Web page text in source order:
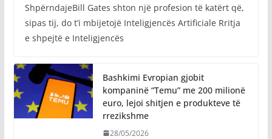
ShpërndajeBill Gates shton një profesion të katërt që,
sipas tij, do t’i mbijetojë Inteligjencës Artificiale Rritja
e shpejtë e Inteligjencës
Bashkimi Evropian gjobit
kompaninë “Temu” me 200 milionë
euro, lejoi shitjen e produkteve të
rrezikshme
28/05/2026